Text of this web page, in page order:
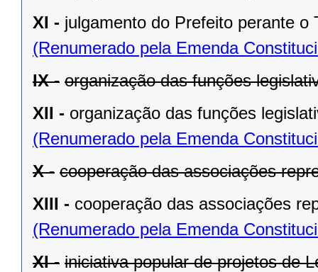
XI - julgamento do Prefeito perante o
(Renumerado pela Emenda
IX - organização das funções
XII - organização das funções
(Renumerado pela Emenda
X - cooperação das associações
XIII - cooperação das associações
(Renumerado pela Emenda
XI - iniciativa popular de projetos de